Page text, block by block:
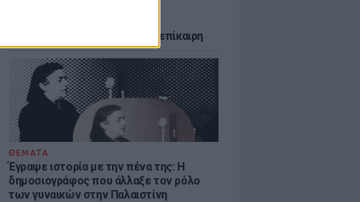
νεοπλουτισμό και παραμένει επίκαιρη
ΘΕΜΑΤΑ
Έγραψε ιστορία με την πένα της: Η
δημοσιογράφος που άλλαξε τον ρόλο
των γυναικών στην Παλαιστίνη